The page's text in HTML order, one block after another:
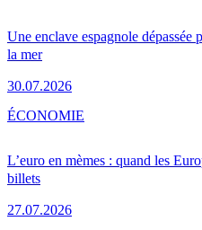
Une enclave espagnole
la mer
30.07.2026
L’euro en mèmes : quand les
billets
27.07.2026
ÉCONOMIE